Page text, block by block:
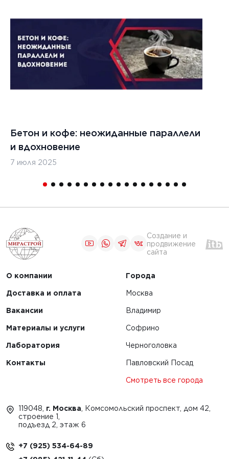
1
Бетон и кофе: неожиданные параллели
и вдохновение
7 июля 2025
Создание и
продвижение
сайта
О компании
Доставка и оплата
Вакансии
Материалы и услуги
Лаборатория
Контакты
Города
Москва
Владимир
Софрино
Черноголовка
Павловский Посад
Смотреть все города
119048, г. Москва , Комсомольский проспект, дом 42,
строение 1,
подъезд 2, этаж 6
+7 (925) 534-64-89